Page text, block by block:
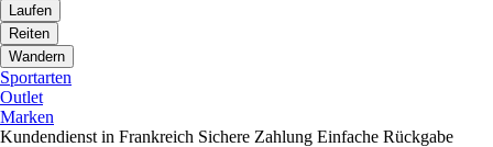
Laufen
Reiten
Wandern
Sportarten
Outlet
Marken
Kundendienst in Frankreich Sichere Zahlung Einfache Rückgabe